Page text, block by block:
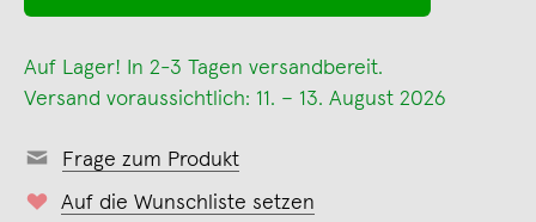
Auf Lager! In 2-3 Tagen versandbereit.
Versand voraussichtlich: 11. – 13. August 2026
Frage zum Produkt
Auf die Wunschliste setzen